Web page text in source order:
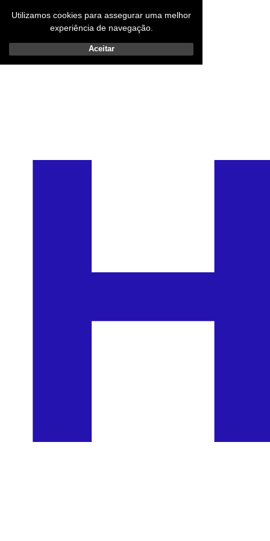
Utilizamos cookies para assegurar uma melhor
experiência de navegação.
Aceitar